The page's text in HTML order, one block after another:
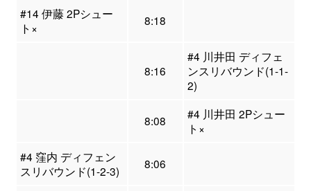
#14 伊藤 2Pシュー
ト×
8:18
8:16
#4 川井田 ディフェ
ンスリバウンド(1-1-
2)
8:08
#4 川井田 2Pシュー
ト×
#4 窪内 ディフェン
スリバウンド(1-2-3)
8:06